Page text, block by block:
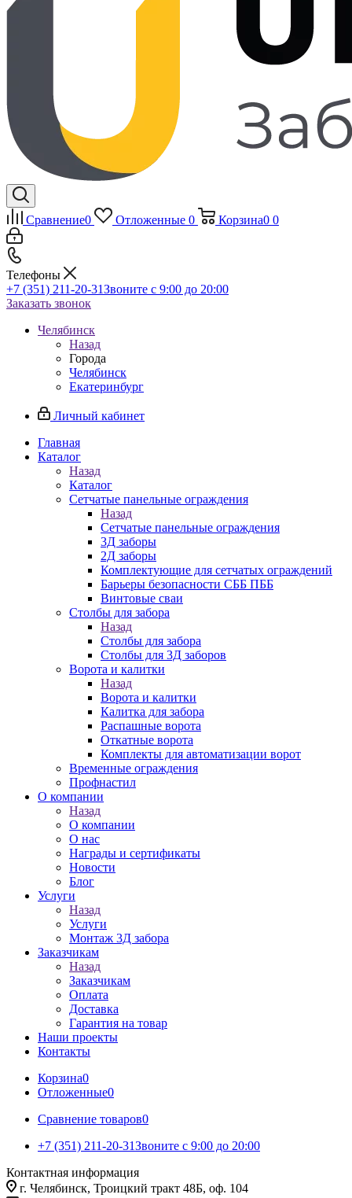
Сравнение0 Отложенные 0 Корзина0 0
Телефоны
+7 (351) 211-20-31Звоните с 9:00 до 20:00
Заказать звонок
Челябинск
Назад
Города
Челябинск
Екатеринбург
Личный кабинет
Главная
Каталог
Назад
Каталог
Сетчатые панельные ограждения
Назад
Сетчатые панельные ограждения
3Д заборы
2Д заборы
Комплектующие для сетчатых ограждений
Барьеры безопасности СББ ПББ
Винтовые сваи
Столбы для забора
Назад
Столбы для забора
Столбы для 3Д заборов
Ворота и калитки
Назад
Ворота и калитки
Калитка для забора
Распашные ворота
Откатные ворота
Комплекты для автоматизации ворот
Временные ограждения
Профнастил
О компании
Назад
О компании
О нас
Награды и сертификаты
Новости
Блог
Услуги
Назад
Услуги
Монтаж 3Д забора
Заказчикам
Назад
Заказчикам
Оплата
Доставка
Гарантия на товар
Наши проекты
Контакты
Корзина0
Отложенные0
Сравнение товаров0
+7 (351) 211-20-31Звоните с 9:00 до 20:00
Контактная информация
г. Челябинск, Троицкий тракт 48Б, оф. 104